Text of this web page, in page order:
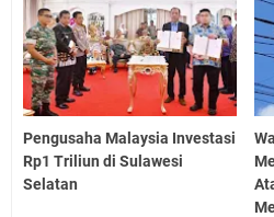
Pengusaha Malaysia Investasi
Rp1 Triliun di Sulawesi
Selatan